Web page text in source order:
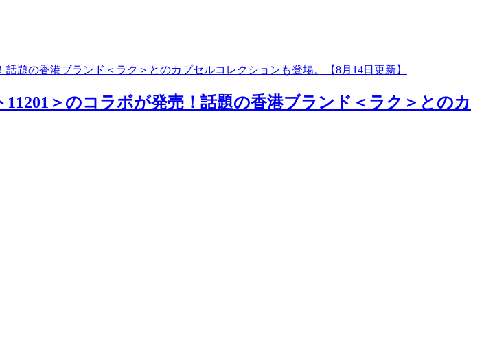
題の香港ブランド＜ラク＞とのカプセルコレクションも登場。【8月14日更新】
＞のコラボが発売！話題の香港ブランド＜ラク＞とのカ